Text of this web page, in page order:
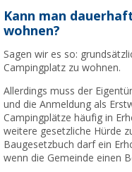
Kann man
wohnen?
Sagen wir es so:
Campingplatz zu wohnen.
Allerdings muss der
und die Anmeldung als
Campingplätze häufig in
weitere gesetzliche Hürde
Baugesetzbuch darf ein
wenn die Gemeinde einen